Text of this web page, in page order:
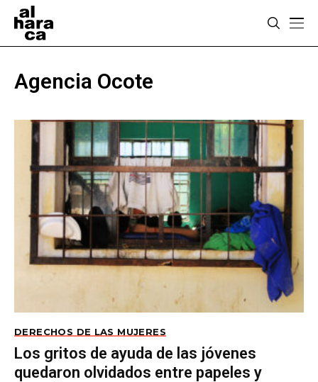
Agencia Ocote
DERECHOS DE LAS MUJERES
Los gritos de ayuda de las jóvenes
quedaron olvidados entre papeles y